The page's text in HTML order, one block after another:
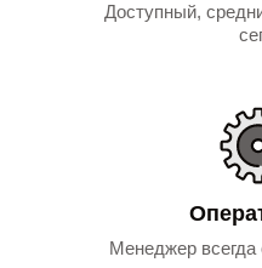
Доступный,
Менеджер всегда